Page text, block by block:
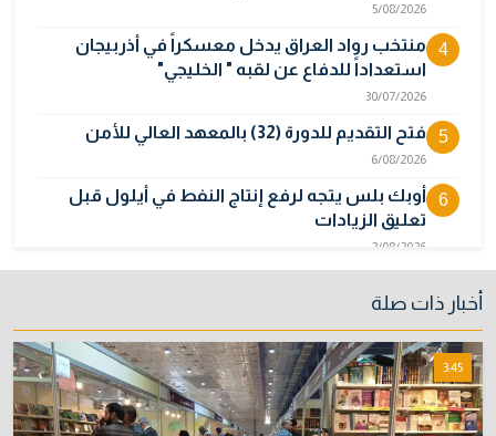
5/08/2026
4
منتخب رواد العراق يدخل معسكراً في أذربيجان
استعداداً للدفاع عن لقبه " الخليجي"
30/07/2026
5 فتح التقديم للدورة (32) بالمعهد العالي للأمن
6/08/2026
6
أوبك بلس يتجه لرفع إنتاج النفط في أيلول قبل
تعليق الزيادات
2/08/2026
تبرئ العراق وتكشف جهة انطلاق المسيرات
5/08/2026
8 المالية تدرس 3 خيارات لتجاوز أزمة رواتب الموظفين
3/08/2026
أخبار ذات صلة
3:45